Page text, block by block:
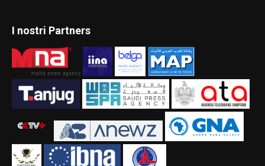
I nostri Partners